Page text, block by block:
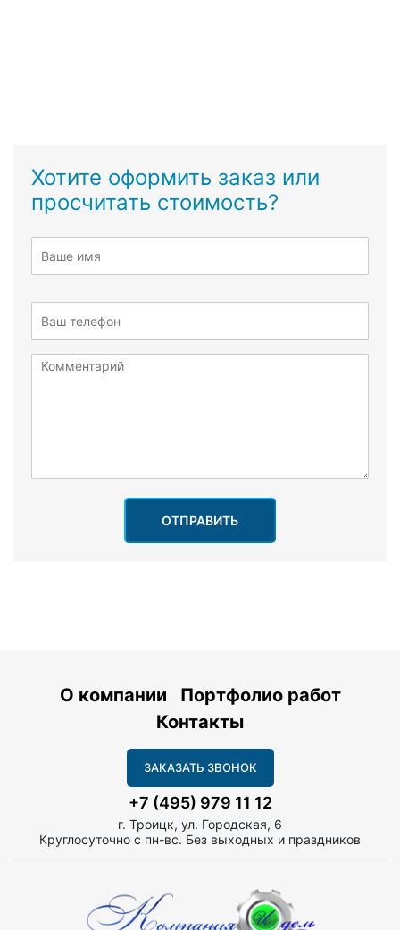
Хотите оформить заказ или
просчитать стоимость?
ОТПРАВИТЬ
О компании
Портфолио работ
Контакты
ЗАКАЗАТЬ ЗВОНОК
+7 (495) 979 11 12
г. Троицк, ул. Городская, 6
Круглосуточно с пн-вс. Без выходных и праздников